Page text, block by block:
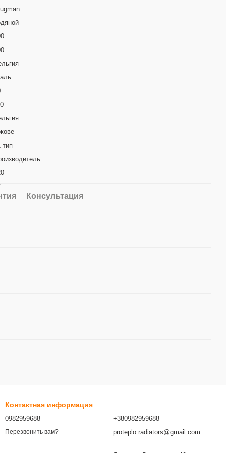
тип
Консультация
Контактная информация
0982959688
Перезвонить вам?
+380982959688
proteplo.radiators@gmail.com